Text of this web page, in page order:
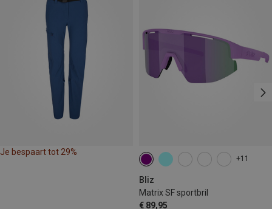
Je bespaart tot 29%
+11
Bliz
Matrix SF sportbril
€ 89,95